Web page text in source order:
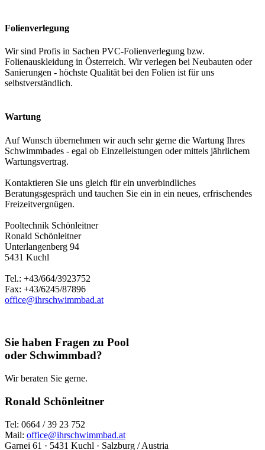
Folienverlegung
Wir sind Profis in Sachen PVC-Folienverlegung bzw.
Folienauskleidung in Österreich. Wir verlegen bei Neubauten oder
Sanierungen - höchste Qualität bei den Folien ist für uns
selbstverständlich.
Wartung
Auf Wunsch übernehmen wir auch sehr gerne die Wartung Ihres
Schwimmbades - egal ob Einzelleistungen oder mittels jährlichem
Wartungsvertrag.
Kontaktieren Sie uns gleich für ein unverbindliches
Beratungsgespräch und tauchen Sie ein in ein neues, erfrischendes
Freizeitvergnügen.
Pooltechnik Schönleitner
Ronald Schönleitner
Unterlangenberg 94
5431 Kuchl
Tel.: +43/664/3923752
Fax: +43/6245/87896
office@ihrschwimmbad.at
Sie haben Fragen zu Pool
oder Schwimmbad?
Wir beraten Sie gerne.
Ronald Schönleitner
Tel: 0664 / 39 23 752
Mail: office@ihrschwimmbad.at
Garnei 61 · 5431 Kuchl · Salzburg / Austria